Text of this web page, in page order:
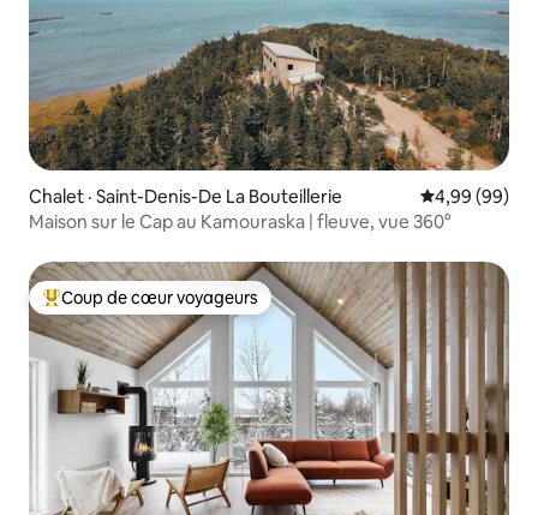
Chalet · Saint-Denis-De La Bouteillerie Note
4,99 (99)
Maison sur le Cap au Kamouraska | fleuve, vue 360°
Coup de cœur voyageurs parmi les plus aimés
Coup de cœur voyageurs